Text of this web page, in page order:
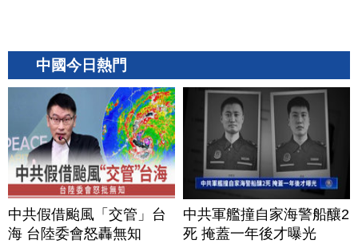
中國今日熱門
中共假借颱風「交管」台
海 台陸委會怒轟無知
中共軍艦撞自家海警船釀2
死 掩蓋一年後才曝光